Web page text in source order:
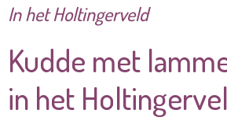
In het Holtingerveld
Kudde met
in het